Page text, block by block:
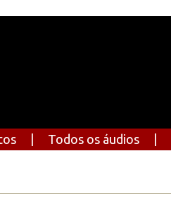
Todos os áudios